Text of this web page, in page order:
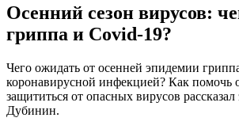
Осенний сезон вирусов:
гриппа и Covid-19?
Чего ожидать от осенней эпидемии
коронавирусной инфекцией? Как помочь
защититься от опасных вирусов
Дубинин.